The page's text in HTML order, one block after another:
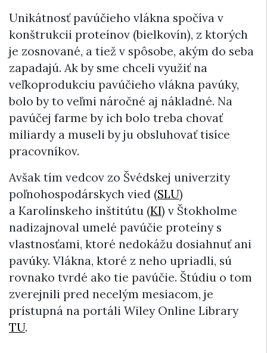
Unikátnosť pavúčieho vlákna spočíva v
konštrukcii proteínov (bielkovín), z ktorých
je zosnované, a tiež v spôsobe, akým do seba
zapadajú. Ak by sme chceli využiť na
veľkoprodukciu pavúčieho vlákna pavúky,
bolo by to veľmi náročné aj nákladné. Na
pavúčej farme by ich bolo treba chovať
miliardy a museli by ju obsluhovať tisíce
pracovníkov.
Avšak tím vedcov zo Švédskej univerzity
poľnohospodárskych vied (SLU)
a Karolínskeho inštitútu (KI) v Štokholme
nadizajnoval umelé pavúčie proteíny s
vlastnosťami, ktoré nedokážu dosiahnuť ani
pavúky. Vlákna, ktoré z neho upriadli, sú
rovnako tvrdé ako tie pavúčie. Štúdiu o tom
zverejnili pred necelým mesiacom, je
prístupná na portáli Wiley Online Library
TU.